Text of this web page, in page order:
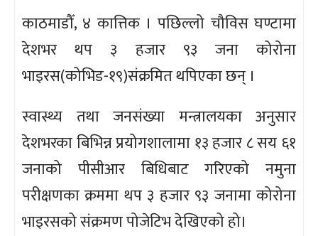
काठमाडौँ, ४ कात्तिक । पछिल्लो चौविस घण्टामा
देशभर थप ३ हजार ९३ जना कोरोना
भाइरस(कोभिड-१९)संक्रमित थपिएका छन् ।
स्वास्थ्य तथा जनसंख्या मन्त्रालयका अनुसार
देशभरका बिभिन्न प्रयोगशालामा १३ हजार ८ सय ६१
जनाको पीसीआर बिधिबाट गरिएको नमुना
परीक्षणका क्रममा थप ३ हजार ९३ जनामा कोरोना
भाइरसको संक्रमण पोजेटिभ देखिएको हो।